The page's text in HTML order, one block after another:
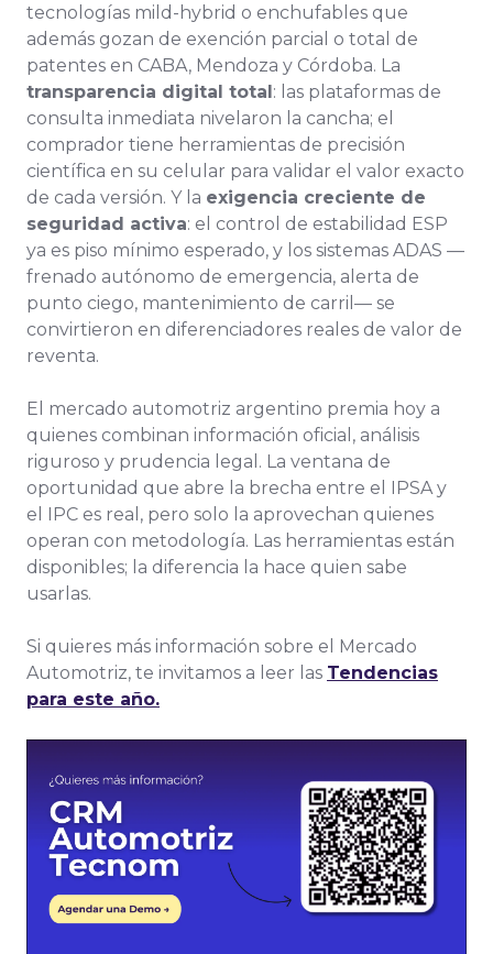
tecnologías mild-hybrid o enchufables que
además gozan de exención parcial o total de
patentes en CABA, Mendoza y Córdoba. La
transparencia digital total: las plataformas de
consulta inmediata nivelaron la cancha; el
comprador tiene herramientas de precisión
científica en su celular para validar el valor exacto
de cada versión. Y la exigencia creciente de
seguridad activa: el control de estabilidad ESP
ya es piso mínimo esperado, y los sistemas ADAS —
frenado autónomo de emergencia, alerta de
punto ciego, mantenimiento de carril— se
convirtieron en diferenciadores reales de valor de
reventa.
El mercado automotriz argentino premia hoy a
quienes combinan información oficial, análisis
riguroso y prudencia legal. La ventana de
oportunidad que abre la brecha entre el IPSA y
el IPC es real, pero solo la aprovechan quienes
operan con metodología. Las herramientas están
disponibles; la diferencia la hace quien sabe
usarlas.
Si quieres más información sobre el Mercado
Automotriz, te invitamos a leer las Tendencias
para este año.